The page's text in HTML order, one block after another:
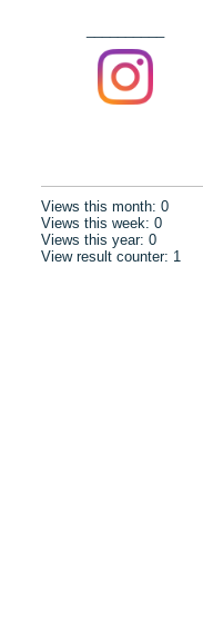
Views this month:0
Views this week:0
Views this year:0
View result counter: 1